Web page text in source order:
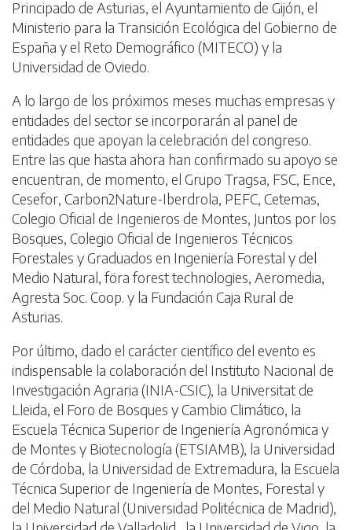
Principado de Asturias, el Ayuntamiento de Gijón, el
Ministerio para la Transición Ecológica del Gobierno de
España y el Reto Demográfico (MITECO) y la
Universidad de Oviedo.
A lo largo de los próximos meses muchas empresas y
entidades del sector se incorporarán al panel de
entidades que apoyan la celebración del congreso.
Entre las que hasta ahora han confirmado su apoyo se
encuentran, de momento, el Grupo Tragsa, FSC, Ence,
Cesefor, Carbon2Nature-Iberdrola, PEFC, Cetemas,
Colegio Oficial de Ingenieros de Montes, Juntos por los
Bosques, Colegio Oficial de Ingenieros Técnicos
Forestales y Graduados en Ingeniería Forestal y del
Medio Natural, föra forest technologies, Aeromedia,
Agresta Soc. Coop. y la Fundación Caja Rural de
Asturias.
Por último, dado el carácter científico del evento es
indispensable la colaboración del Instituto Nacional de
Investigación Agraria (INIA-CSIC), la Universitat de
Lleida, el Foro de Bosques y Cambio Climático, la
Escuela Técnica Superior de Ingeniería Agronómica y
de Montes y Biotecnología (ETSIAMB), la Universidad
de Córdoba, la Universidad de Extremadura, la Escuela
Técnica Superior de Ingeniería de Montes, Forestal y
del Medio Natural (Universidad Politécnica de Madrid),